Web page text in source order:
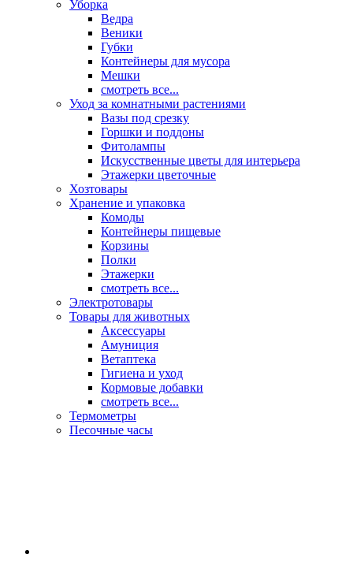
Уборка
Ведра
Веники
Губки
Контейнеры для мусора
Мешки
смотреть все...
Уход за комнатными растениями
Вазы под срезку
Горшки и поддоны
Фитолампы
Искусственные цветы для интерьера
Этажерки цветочные
Хозтовары
Хранение и упаковка
Комоды
Контейнеры пищевые
Корзины
Полки
Этажерки
смотреть все...
Электротовары
Товары для животных
Аксессуары
Амуниция
Ветаптека
Гигиена и уход
Кормовые добавки
смотреть все...
Термометры
Песочные часы